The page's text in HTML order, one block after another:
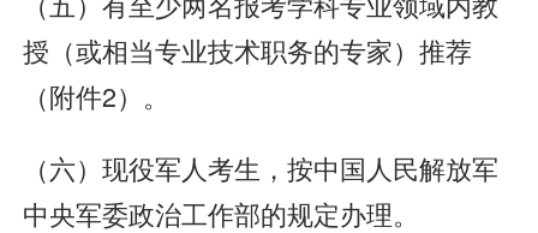
授（或相当专业技术职务的专家）推荐
（附件2）。
（六）现役军人考生，按中国人民解放军
中央军委政治工作部的规定办理。